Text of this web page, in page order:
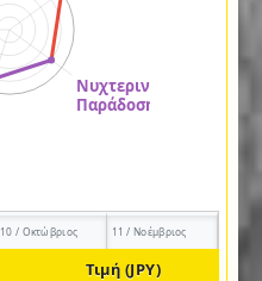
10 / Οκτώβριος 11 / Νοέμβριος
Τιμή (JPY)